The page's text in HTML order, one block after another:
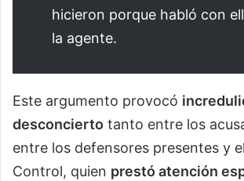
hicieron porque habló con
la agente.
Este argumento provocó
desconcierto tanto entre los
entre los defensores presentes y
Control, quien prestó atención